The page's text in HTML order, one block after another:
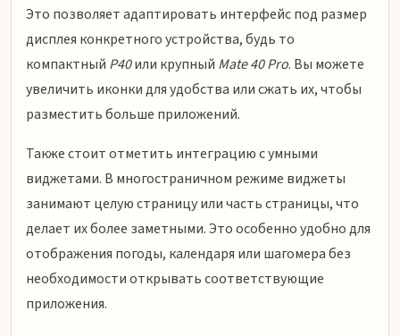
Это позволяет адаптировать интерфейс под размер
дисплея конкретного устройства, будь то
компактный P40или крупный Mate 40 Pro. Вы можете
увеличить иконки для удобства или сжать их, чтобы
разместить больше приложений.
Также стоит отметить интеграцию с умными
виджетами. В многостраничном режиме виджеты
занимают целую страницу или часть страницы, что
делает их более заметными. Это особенно удобно для
отображения погоды, календаря или шагомера без
необходимости открывать соответствующие
приложения.